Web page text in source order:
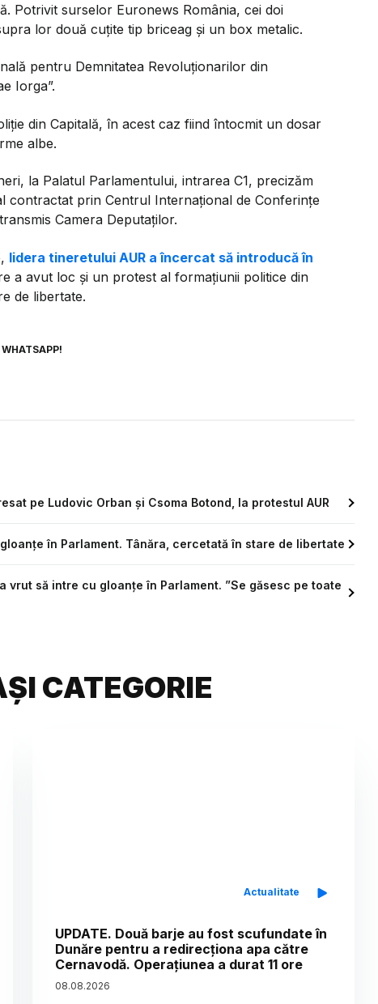
Potrivit surselor Euronews România, cei doi
lor două cuțite tip briceag și un box metalic.
pentru Demnitatea Revoluționarilor din
Iorga”.
din Capitală, în acest caz fiind întocmit un dosar
albe.
la Palatul Parlamentului, intrarea C1, precizăm
contractat prin Centrul Internaţional de Conferinţe
Camera Deputaţilor.
lidera tineretului AUR a încercat să introducă în
a avut loc și un protest al formațiunii politice din
de libertate.
pe Ludovic Orban și Csoma Botond, la protestul AUR
în Parlament. Tânăra, cercetată în stare de libertate
vrut să intre cu gloanțe în Parlament. ”Se găsesc pe toate
CATEGORIE
Actualitate
UPDATE. Două barje au fost scufundate în
Dunăre pentru a redirecționa apa către
Cernavodă. Operațiunea a durat 11 ore
08.08.2026